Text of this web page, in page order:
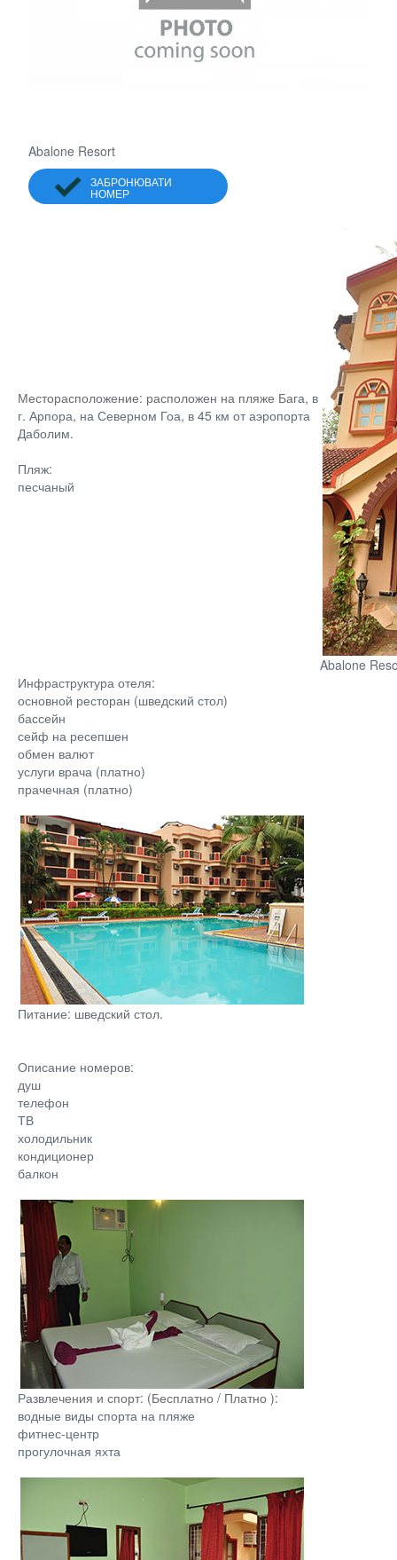
Abalone Resort
ЗАБРОНЮВАТИ
НОМЕР
Месторасположение: расположен на пляже Бага, в
г. Арпора, на Северном Гоа, в 45 км от аэропорта
Даболим.
Пляж:
песчаный
Abalone
Инфраструктура отеля:
основной ресторан (шведский стол)
бассейн
сейф на ресепшен
обмен валют
услуги врача (платно)
прачечная (платно)
Питание: шведский стол.
Описание номеров:
душ
телефон
ТВ
холодильник
кондиционер
балкон
Развлечения и спорт: (Бесплатно / Платно ):
водные виды спорта на пляже
фитнес-центр
прогулочная яхта